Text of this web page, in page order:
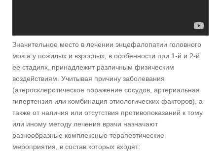
Значительное место в лечении энцефалопатии головного
мозга у пожилых и взрослых, в особенности при 1-й и 2-й
ее стадиях, принадлежит различным физическим
воздействиям. Учитывая причину заболевания
(атеросклеротическое поражение сосудов, артериальная
гипертензия или комбинация этиологических факторов), а
также от наличия или отсутствия противопоказаний к тому
или иному методу лечения врачи назначают
разнообразные комплексные терапевтические
мероприятия, в состав которых входят: